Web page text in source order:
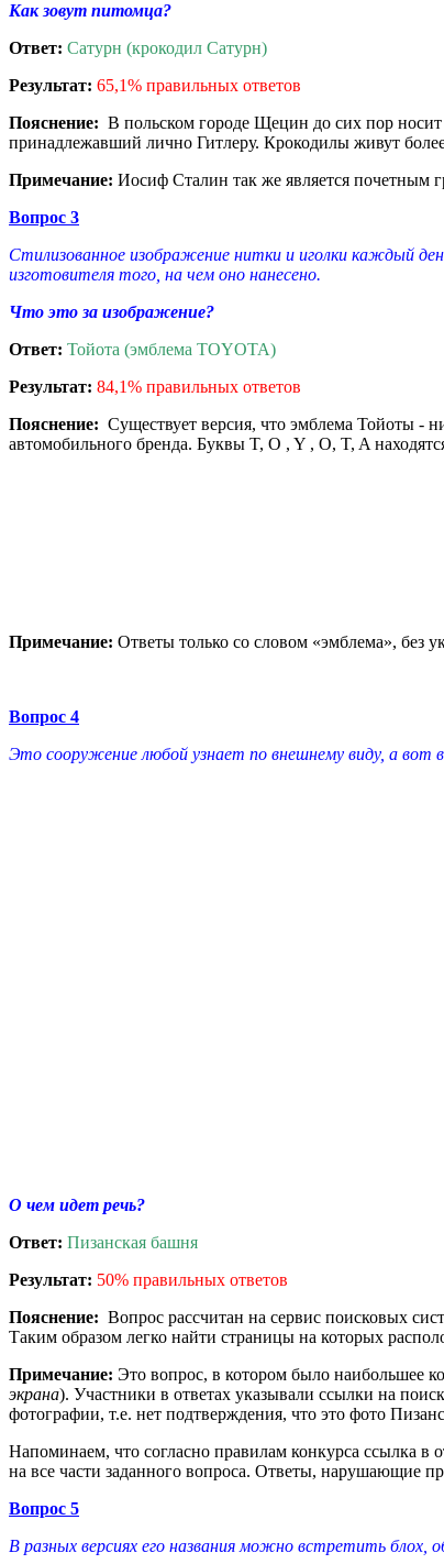
Как зовут питомца?
Ответ: Сатурн (крокодил Сатурн)
Результат: 65,1% правильных ответов
Пояснение: В польском городе Щецин до сих пор
принадлежавший лично Гитлеру. Крокодилы живут
Примечание: Иосиф Сталин так же является почетным
Вопрос 3
Стилизованное изображение нитки и иголки каждый
изготовителя того, на чем оно нанесено.
Что это за изображение?
Ответ: Тойота (эмблема TOYOTA)
Результат: 84,1% правильных ответов
Пояснение: Существует версия, что эмблема Тойоты -
автомобильного бренда. Буквы T, O , Y , O, T, A
Примечание: Ответы только со словом «эмблема», без
Вопрос 4
Это сооружение любой узнает по внешнему виду, а вот
О чем идет речь?
Ответ: Пизанская башня
Результат: 50% правильных ответов
Пояснение: Вопрос рассчитан на сервис поисковых
Таким образом легко найти страницы на которых
Примечание: Это вопрос, в котором было наибольшее
экрана). Участники в ответах указывали ссылки на
фотографии, т.е. нет подтверждения, что это фото
Напоминаем, что согласно правилам конкурса ссылка в
на все части заданного вопроса. Ответы, нарушающие
Вопрос 5
В разных версиях его названия можно встретить блох,